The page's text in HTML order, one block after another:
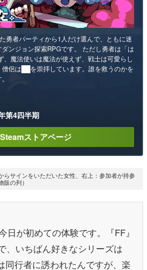
勇者パーティから1人だけ選んで、ともに迷
ンジョン探索RPGです。 ただし勇者は「は
、魔法使いは魔法が使えず、戦士は可愛らし
侶は██を崇拝しています。誰を救うのかを
第4四半期
Steamストアページ
らサインをいただいた女性、右上：参加者が持参
の列）
が初めての体験です。『FF』
、いちばん好きなシリーズは
同行者に誘われたんですが、楽